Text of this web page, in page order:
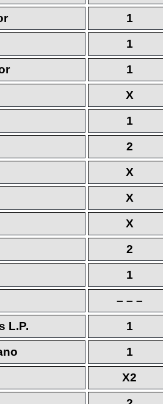
1
1
1
X
1
2
X
X
X
2
1
– – –
L.P. 1
1
X2